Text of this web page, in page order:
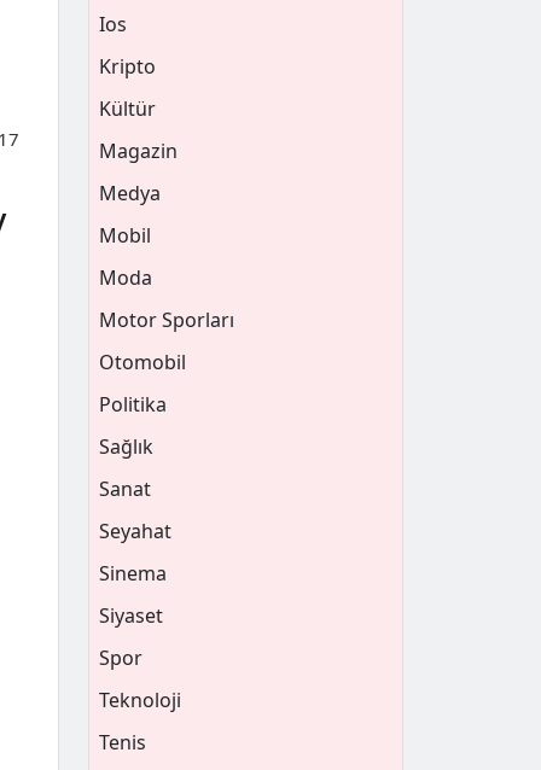
Ios
Kripto
Kültür
Magazin
Medya
Mobil
Moda
Motor Sporları
Otomobil
Politika
Sağlık
Sanat
Seyahat
Sinema
Siyaset
Spor
Teknoloji
Tenis